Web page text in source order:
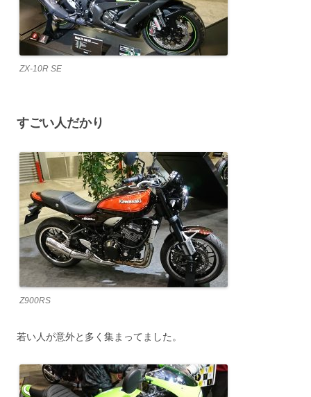
ZX-10R SE
すごい人だかり
Z900RS
若い人が意外と多く集まってました。